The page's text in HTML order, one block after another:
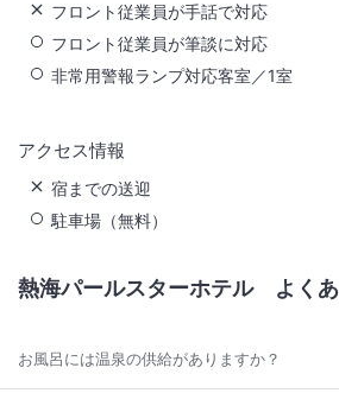
フロント従業員が手話で対応
フロント従業員が筆談に対応
非常用警報ランプ対応客室／1室
アクセス情報
宿までの送迎
駐車場（無料）
熱海パールスターホテルよくあ
お風呂には温泉の供給がありますか？